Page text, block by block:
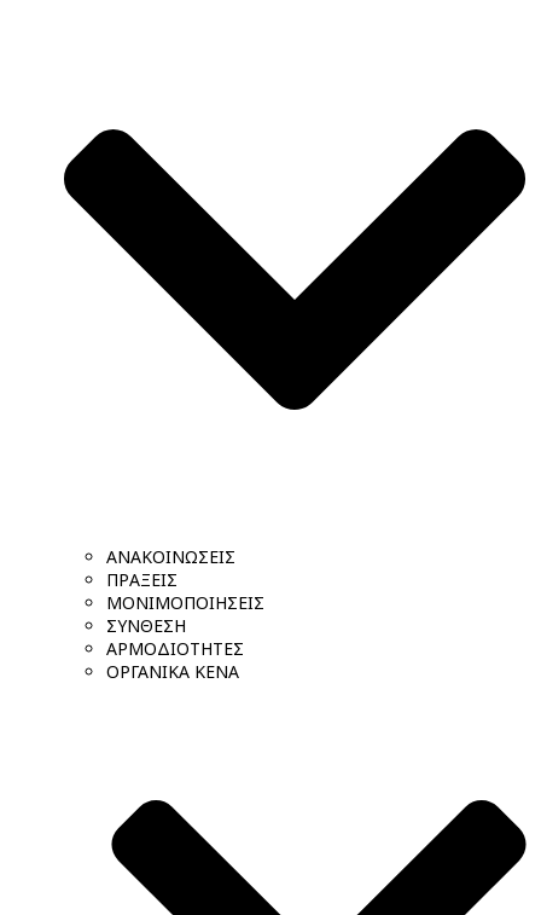
ΑΝΑΚΟΙΝΩΣΕΙΣ
ΠΡΑΞΕΙΣ
ΜΟΝΙΜΟΠΟΙΗΣΕΙΣ
ΣΥΝΘΕΣΗ
ΑΡΜΟΔΙΟΤΗΤΕΣ
ΟΡΓΑΝΙΚΑ ΚΕΝΑ